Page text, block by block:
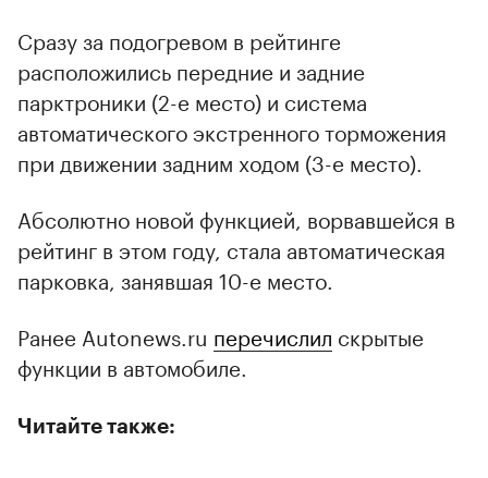
Сразу за подогревом в рейтинге
расположились передние и задние
парктроники (2-е место) и система
автоматического экстренного торможения
при движении задним ходом (3-е место).
Абсолютно новой функцией, ворвавшейся в
рейтинг в этом году, стала автоматическая
парковка, занявшая 10-е место.
Ранее Autonews.ru перечислил скрытые
функции в автомобиле.
Читайте также: